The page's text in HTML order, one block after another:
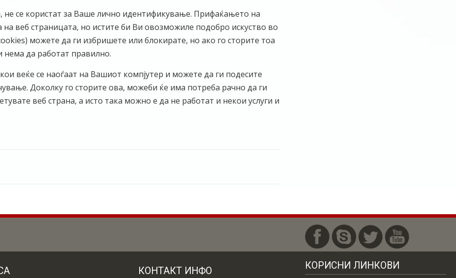
се користат за Ваше лично идентификување. Прифаќањето на
веб страницата, но истите би Ви овозможиле подобро искуство во
можете да ги избришете или блокирате, но ако го сторите тоа
нема да работат правилно.
веќе се наоѓаат на Вашиот компјутер и можете да ги подесите
Доколку го сторите ова, можеби ќе има потреба рачно да ги
веб страна, а исто така можно е да не работат и некои услуги и
КОНТАКТ ИНФО КОРИСНИ ЛИНКОВИ